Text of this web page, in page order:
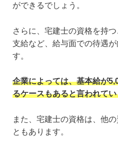
ができるでしょう。
さらに、宅建士の資格を持
支給など、給与面での待遇
す。
企業によっては、基本給が
るケースもあると言われて
また、宅建士の資格は、他
ともあります。